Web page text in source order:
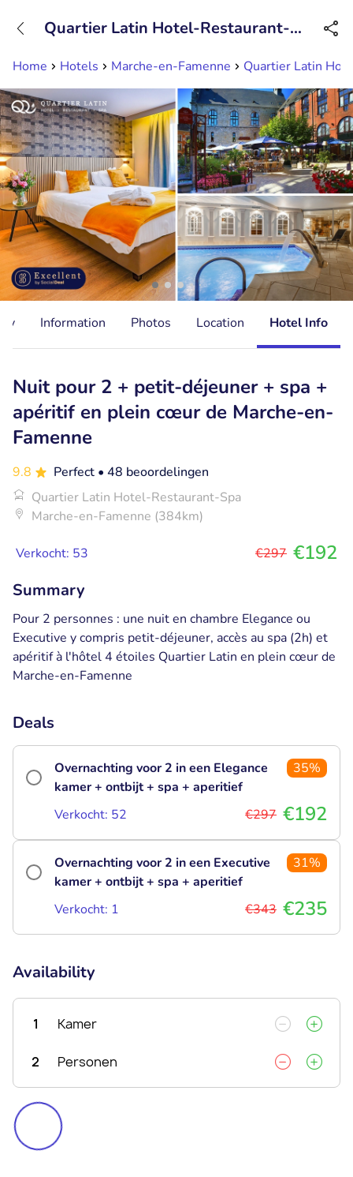
Available until 23:00
Home Hotels Marche-en-Famenne Quartier Latin
Quartier Latin Hotel-Restaurant-
Information Photos Location Hotel Info
Nuit pour 2 + petit-déjeuner + spa +
apéritif en plein cœur de Marche-en-
Famenne
9.8 Perfect • 48 beoordelingen
Quartier Latin Hotel-Restaurant-Spa
Marche-en-Famenne (384km)
Verkocht: 53 €297 €192
Summary
Pour 2 personnes : une nuit en chambre Elegance ou
Executive y compris petit-déjeuner, accès au spa (2h) et
apéritif à l'hôtel 4 étoiles Quartier Latin en plein cœur de
Marche-en-Famenne
Deals
Overnachting voor 2 in een Elegance
kamer + ontbijt + spa + aperitief
35%
Verkocht: 52 €297 €192
Overnachting voor 2 in een Executive
kamer + ontbijt + spa + aperitief
31%
Verkocht: 1 €343 €235
Availability
1 Kamer
2 Personen